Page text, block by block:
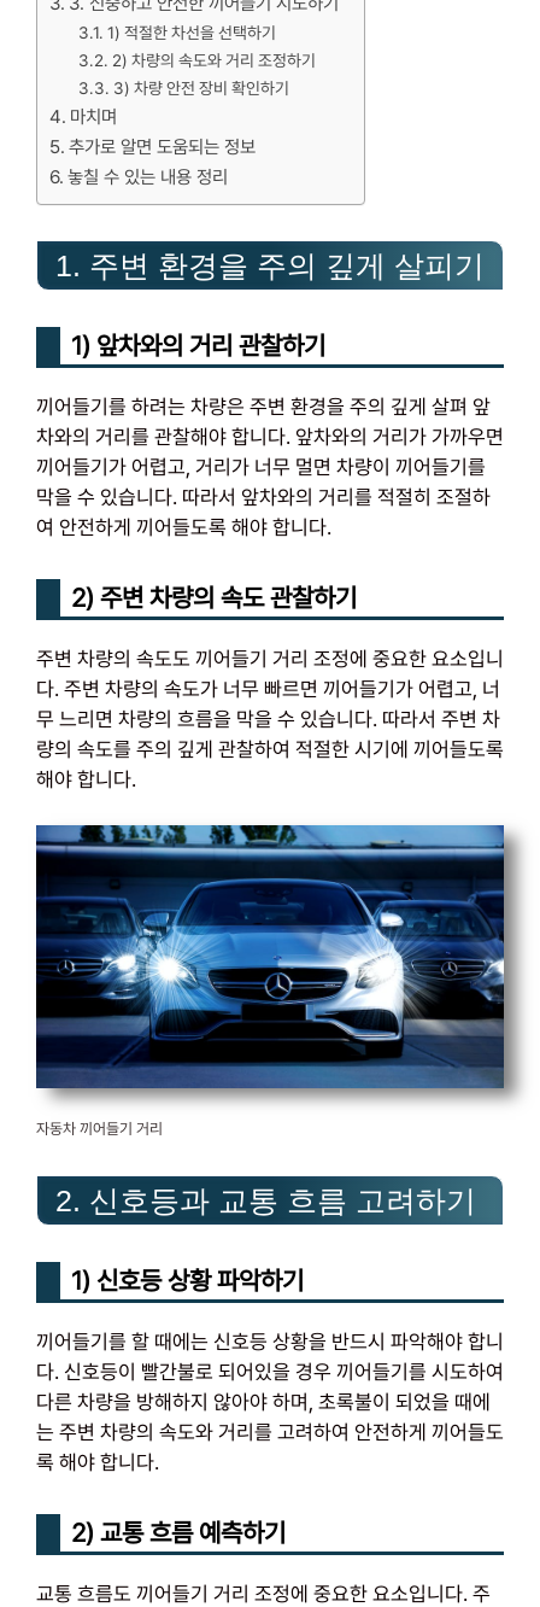
1) 적절한 차선을 선택하기
2) 차량의 속도와 거리 조정하기
3) 차량 안전 장비 확인하기
마치며
추가로 알면 도움되는 정보
놓칠 수 있는 내용 정리
1. 주변 환경을 주의 깊게 살피기
1) 앞차와의 거리 관찰하기
끼어들기를 하려는 차량은 주변 환경을 주의 깊게 살펴 앞
차와의 거리를 관찰해야 합니다. 앞차와의 거리가 가까우면
끼어들기가 어렵고, 거리가 너무 멀면 차량이 끼어들기를
막을 수 있습니다. 따라서 앞차와의 거리를 적절히 조절하
여 안전하게 끼어들도록 해야 합니다.
2) 주변 차량의 속도 관찰하기
주변 차량의 속도도 끼어들기 거리 조정에 중요한 요소입니
다. 주변 차량의 속도가 너무 빠르면 끼어들기가 어렵고, 너
무 느리면 차량의 흐름을 막을 수 있습니다. 따라서 주변 차
량의 속도를 주의 깊게 관찰하여 적절한 시기에 끼어들도록
해야 합니다.
자동차 끼어들기 거리
2. 신호등과 교통 흐름 고려하기
1) 신호등 상황 파악하기
끼어들기를 할 때에는 신호등 상황을 반드시 파악해야 합니
다. 신호등이 빨간불로 되어있을 경우 끼어들기를 시도하여
다른 차량을 방해하지 않아야 하며, 초록불이 되었을 때에
는 주변 차량의 속도와 거리를 고려하여 안전하게 끼어들도
록 해야 합니다.
2) 교통 흐름 예측하기
교통 흐름도 끼어들기 거리 조정에 중요한 요소입니다. 주